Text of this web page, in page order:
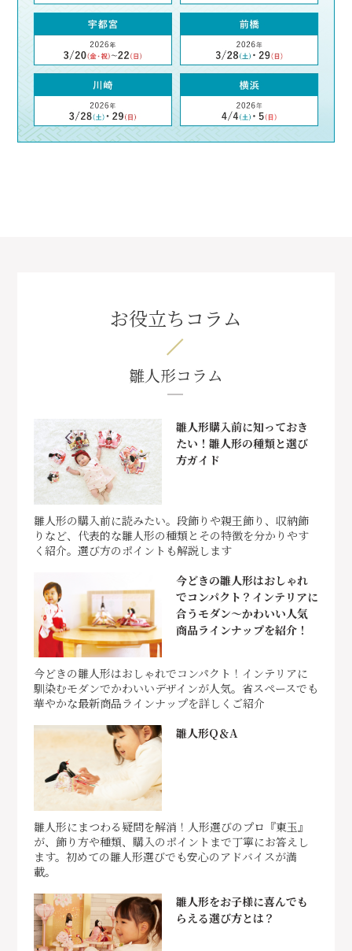
お役立ちコラム
雛人形コラム
雛人形購入前に知っておき
たい！雛人形の種類と選び
方ガイド
雛人形の購入前に読みたい。段飾りや親王飾り、収納飾
りなど、代表的な雛人形の種類とその特徴を分かりやす
く紹介。選び方のポイントも解説します
今どきの雛人形はおしゃれ
でコンパクト？インテリアに
合うモダン～かわいい人気
商品ラインナップを紹介！
今どきの雛人形はおしゃれでコンパクト！インテリアに
馴染むモダンでかわいいデザインが人気。省スペースでも
華やかな最新商品ラインナップを詳しくご紹介
雛人形Q＆A
雛人形にまつわる疑問を解消！人形選びのプロ『東玉』
が、飾り方や種類、購入のポイントまで丁寧にお答えし
ます。初めての雛人形選びでも安心のアドバイスが満
載。
雛人形をお子様に喜んでも
らえる選び方とは？